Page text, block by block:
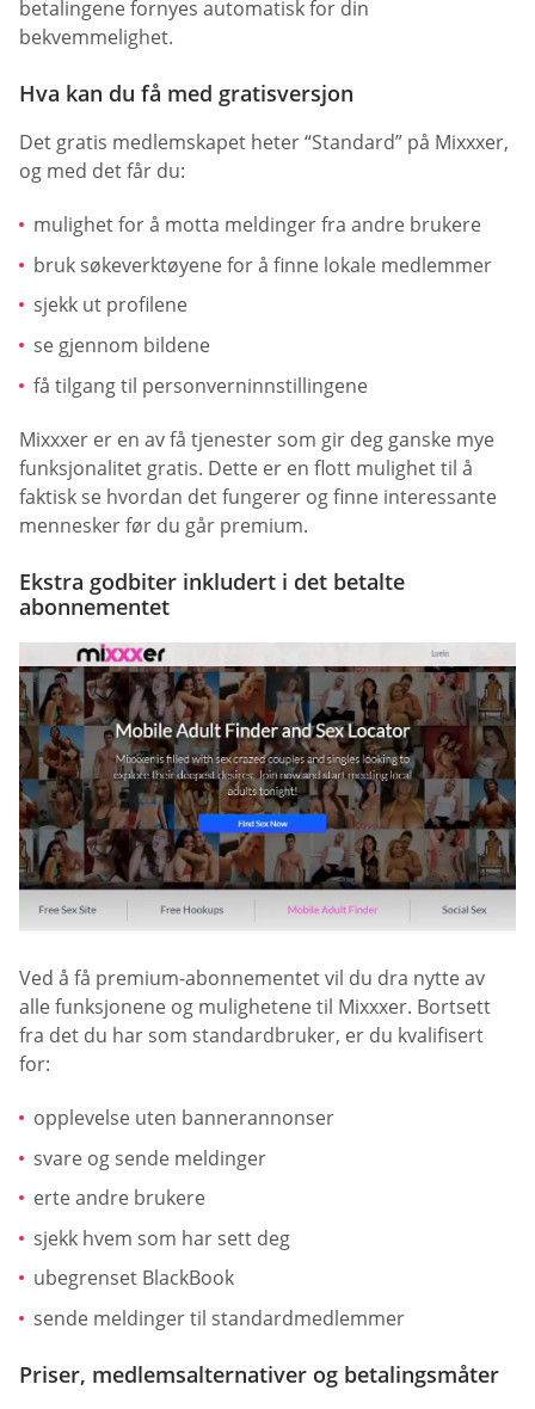
betalingene fornyes automatisk for din
bekvemmelighet.
Hva kan du få med gratisversjon
Det gratis medlemskapet heter “Standard” på Mixxxer,
og med det får du:
mulighet for å motta meldinger fra andre brukere
bruk søkeverktøyene for å finne lokale medlemmer
sjekk ut profilene
se gjennom bildene
få tilgang til personverninnstillingene
Mixxxer er en av få tjenester som gir deg ganske mye
funksjonalitet gratis. Dette er en flott mulighet til å
faktisk se hvordan det fungerer og finne interessante
mennesker før du går premium.
Ekstra godbiter inkludert i det betalte
abonnementet
Ved å få premium-abonnementet vil du dra nytte av
alle funksjonene og mulighetene til Mixxxer. Bortsett
fra det du har som standardbruker, er du kvalifisert
for:
opplevelse uten bannerannonser
svare og sende meldinger
erte andre brukere
sjekk hvem som har sett deg
ubegrenset BlackBook
sende meldinger til standardmedlemmer
Priser, medlemsalternativer og betalingsmåter